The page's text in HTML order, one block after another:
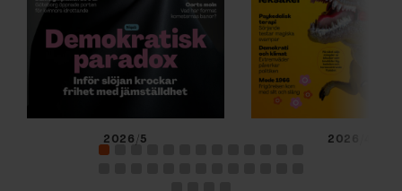
2026/5 2026/4